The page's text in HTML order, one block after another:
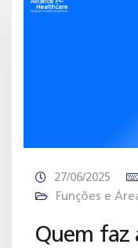
27/06/2025
Funções e
Quem faz